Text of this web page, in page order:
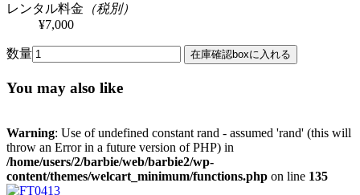
レンタル料金 （税別）
¥7,000
数量
You may also like
Warning: Use of undefined constant rand - assumed 'rand' (this will
throw an Error in a future version of PHP) in
/home/users/2/barbie/web/barbie2/wp-
content/themes/welcart_minimum/functions.php on line 135